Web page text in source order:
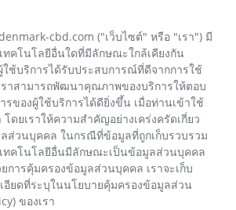
cbd.com ("เว็บไซต์" หรือ "เรา") มี
ทคโนโลยีอื่นใดที่มีลักษณะใกล้เคียงกัน
ใช้บริการได้รับประสบการณ์ที่ดีจากการใช้
ราสามารถพัฒนาคุณภาพของบริการให้ตอบ
รของผู้ใช้บริการได้ดียิ่งขึ้น เมื่อท่านเข้าใช้
โดยเราให้ความสำคัญอย่างเคร่งครัดเกี่ยว
ส่วนบุคคล ในกรณีที่ข้อมูลที่ถูกเก็บรวบรวม
ทคโนโลยีอื่นมีลักษณะเป็นข้อมูลส่วนบุคคล
การคุ้มครองข้อมูลส่วนบุคคล เราจะเก็บ
อียดที่ระบุในนโยบายคุ้มครองข้อมูลส่วน
ของเรา